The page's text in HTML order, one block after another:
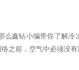
鑫钻小编带你了解
之前，空气中必须没